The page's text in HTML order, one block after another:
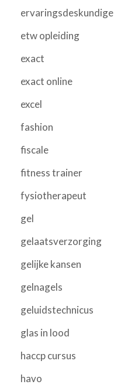
ervaringsdeskundige
etw opleiding
exact
exact online
excel
fashion
fiscale
fitness trainer
fysiotherapeut
gel
gelaatsverzorging
gelijke kansen
gelnagels
geluidstechnicus
glas in lood
haccp cursus
havo